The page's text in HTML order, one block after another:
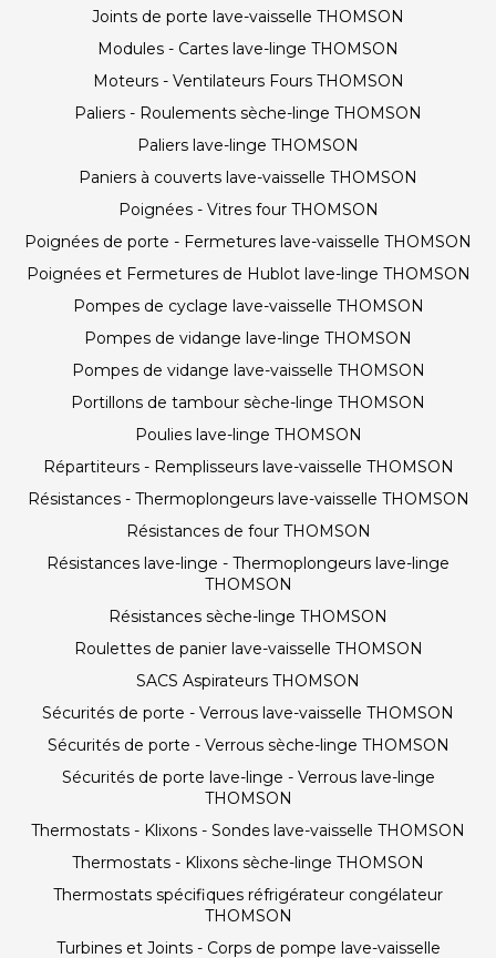
Joints de porte lave-vaisselle THOMSON
Modules - Cartes lave-linge THOMSON
Moteurs - Ventilateurs Fours THOMSON
Paliers - Roulements sèche-linge THOMSON
Paliers lave-linge THOMSON
Paniers à couverts lave-vaisselle THOMSON
Poignées - Vitres four THOMSON
Poignées de porte - Fermetures lave-vaisselle THOMSON
Poignées et Fermetures de Hublot lave-linge THOMSON
Pompes de cyclage lave-vaisselle THOMSON
Pompes de vidange lave-linge THOMSON
Pompes de vidange lave-vaisselle THOMSON
Portillons de tambour sèche-linge THOMSON
Poulies lave-linge THOMSON
Répartiteurs - Remplisseurs lave-vaisselle THOMSON
Résistances - Thermoplongeurs lave-vaisselle THOMSON
Résistances de four THOMSON
Résistances lave-linge - Thermoplongeurs lave-linge
THOMSON
Résistances sèche-linge THOMSON
Roulettes de panier lave-vaisselle THOMSON
SACS Aspirateurs THOMSON
Sécurités de porte - Verrous lave-vaisselle THOMSON
Sécurités de porte - Verrous sèche-linge THOMSON
Sécurités de porte lave-linge - Verrous lave-linge
THOMSON
Thermostats - Klixons - Sondes lave-vaisselle THOMSON
Thermostats - Klixons sèche-linge THOMSON
Thermostats spécifiques réfrigérateur congélateur
THOMSON
Turbines et Joints - Corps de pompe lave-vaisselle